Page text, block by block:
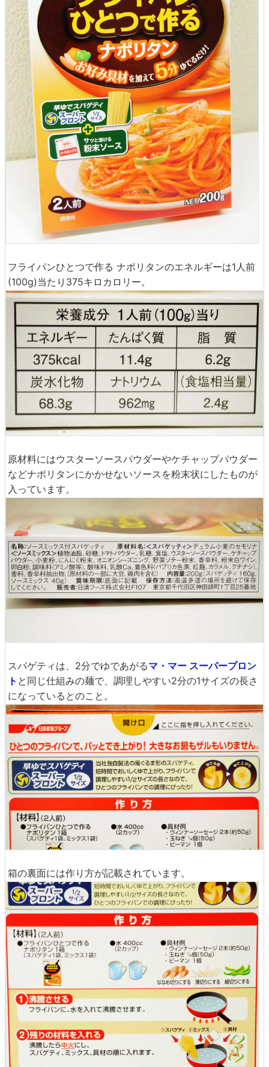
フライパンひとつで作る ナポリタンのエネルギーは1人前
(100g)当たり375キロカロリー。
原材料にはウスターソースパウダーやケチャップパウダー
などナポリタンにかかせないソースを粉末状にしたものが
入っています。
スパゲティは、2分でゆであがるマ・マー スーパープロン
ト と同じ仕組みの麺で、調理しやすい2分の1サイズの長さ
になっているとのこと。
箱の裏面には作り方が記載されています。